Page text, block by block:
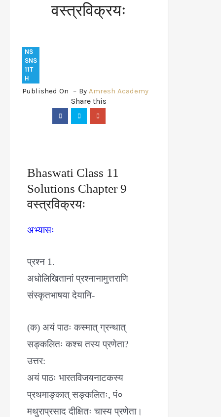
वस्त्रविक्रयः
NS
SNS
11T
H
Published On By Amresh Academy
Bhaswati Class 11
Solutions Chapter 9
वस्त्रविक्रयः
अभ्यासः
प्रश्न 1.
अधोलिखितानां प्रश्नानामुत्तराणि
संस्कृतभाषया देयानि-
(क) अयं पाठः कस्मात् ग्रन्थात्
सङ्कलितः कश्च तस्य प्रणेता?
उत्तर:
अयं पाठः भारतविजयनाटकस्य
प्रथमाङ्कात् सङ्कलितः, पं०
मथुराप्रसाद दीक्षितः चास्य प्रणेता।